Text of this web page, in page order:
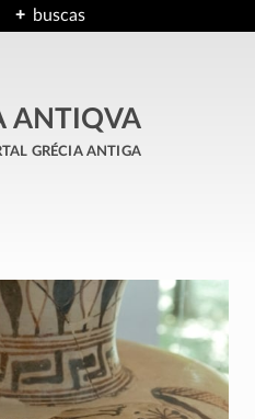
buscas
ANTIQVA
grécia antiga